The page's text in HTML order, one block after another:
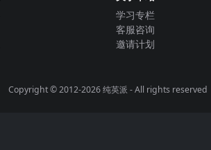
学习专栏
客服咨询
邀请计划
Copyright © 2012-2026纯英派 - All rights reserved